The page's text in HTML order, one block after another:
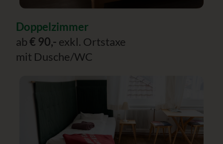
Doppelzimmer
ab € 90,- exkl. Ortstaxe
mit Dusche/WC